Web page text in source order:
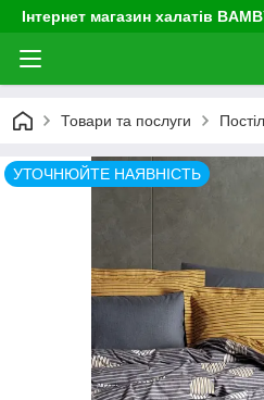
Інтернет магазин халатів
Товари та послуги
УТОЧНЮЙТЕ НАЯВНІСТЬ